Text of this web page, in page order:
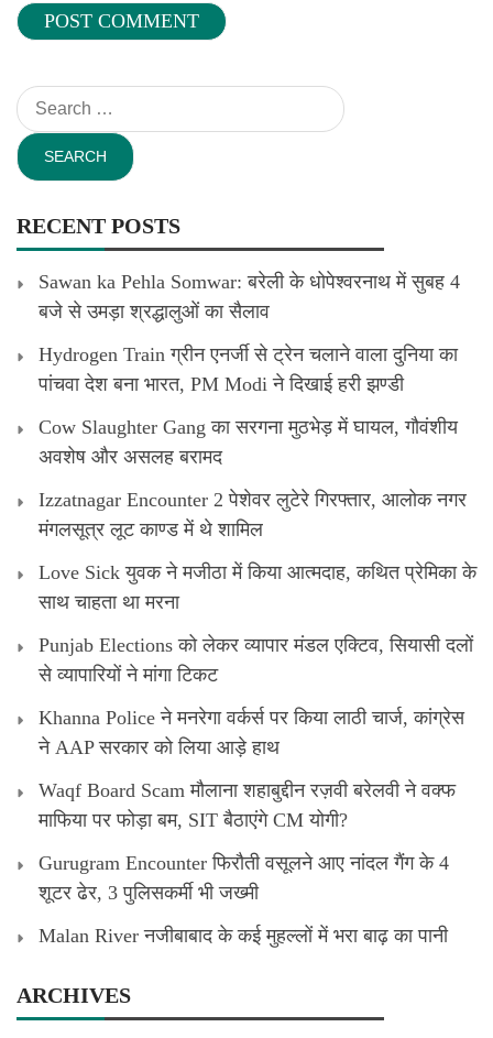
Search
for:
RECENT POSTS
Sawan ka Pehla Somwar: बरेली के धोपेश्वरनाथ में सुबह 4
बजे से उमड़ा श्रद्धालुओं का सैलाव
Hydrogen Train ग्रीन एनर्जी से ट्रेन चलाने वाला दुनिया का
पांचवा देश बना भारत, PM Modi ने दिखाई हरी झण्डी
Cow Slaughter Gang का सरगना मुठभेड़ में घायल, गौवंशीय
अवशेष और असलह बरामद
Izzatnagar Encounter 2 पेशेवर लुटेरे गिरफ्तार, आलोक नगर
मंगलसूत्र लूट काण्‍ड में थे शामिल
Love Sick युवक ने मजीठा में किया आत्मदाह, कथित प्रेमिका के
साथ चाहता था मरना
Punjab Elections को लेकर व्यापार मंडल एक्टिव, सियासी दलों
से व्यापारियों ने मांगा टिकट
Khanna Police ने मनरेगा वर्कर्स पर किया लाठी चार्ज, कांग्रेस
ने AAP सरकार को लिया आड़े हाथ
Waqf Board Scam मौलाना शहाबुद्दीन रज़वी बरेलवी ने वक्फ
माफिया पर फोड़ा बम, SIT बैठाएंगे CM योगी?
Gurugram Encounter फिरौती वसूलने आए नांदल गैंग के 4
शूटर ढेर, 3 पुलिसकर्मी भी जख्मी
Malan River नजीबाबाद के कई मुहल्लों में भरा बाढ़ का पानी
ARCHIVES